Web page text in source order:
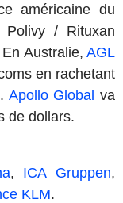
américaine du
Polivy / Rituxan
Australie, AGL
en rachetant
Apollo Global va
de dollars.
, ICA Gruppen,
KLM.